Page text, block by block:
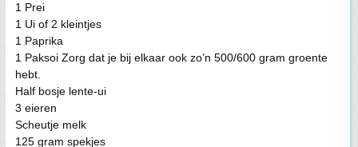
1 Prei
1 Ui of 2 kleintjes
1 Paprika
1 Paksoi Zorg dat je bij elkaar ook zo’n 500/600 gram groente
hebt.
Half bosje lente-ui
3 eieren
Scheutje melk
125 gram spekjes